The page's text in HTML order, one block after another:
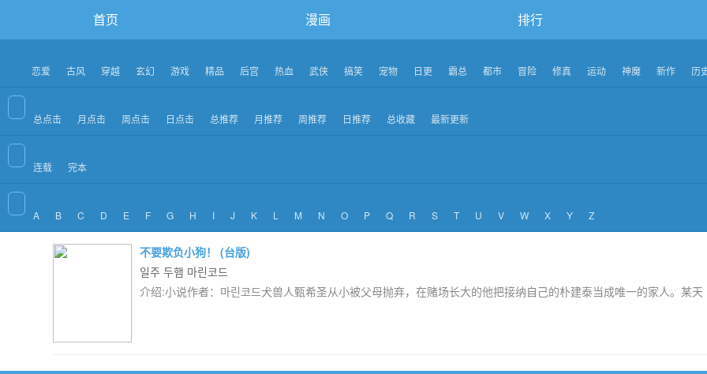
首页 漫画 排行
恋爱 古风 穿越 玄幻 游戏 精品 后宫 热血 武侠 搞笑 宠物 日更 霸总 都市 冒险 修真 运动 神魔 新作 历
总点击 月点击 周点击 日点击 总推荐 月推荐 周推荐 日推荐 总收藏 最新更新
连载 完本
A B C D E F G H I J K L M N O P Q R S T U V W X Y Z
不要欺负小狗！ (台版)
일주 두햄 마린코드
介绍:小说作者：마린코드犬兽人甄希圣从小被父母抛弃，在赌场长大的他把接纳自己的朴建泰当成唯一的家人。某天